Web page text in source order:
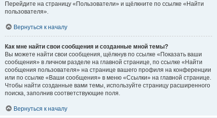
Перейдите на страницу «Пользователи» и щёлкните по ссылке «Найти
пользователя».
Вернуться к началу
Как мне найти свои сообщения и созданные мной темы?
Вы можете найти свои сообщения, щёлкнув по ссылке «Показать ваши
сообщения» в личном разделе на главной странице, по ссылке «Найти
сообщения пользователя» на странице вашего профиля на конференции
или по ссылке «Ваши сообщения» в меню «Ссылки» на главной странице.
Чтобы найти созданные вами темы, используйте страницу расширенного
поиска, заполнив соответствующие поля.
Вернуться к началу